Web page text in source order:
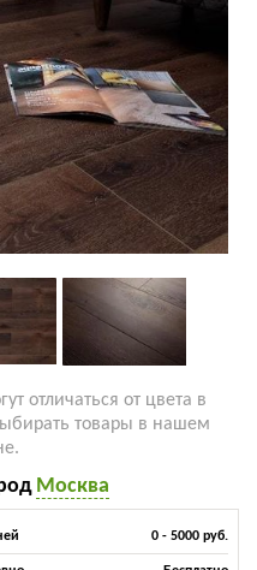
отличаться от цвета в
товары в нашем
Москва
0 - 5000 руб.